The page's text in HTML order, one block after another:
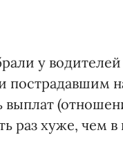
у
пострадавшим
выплат
раз хуже, чем